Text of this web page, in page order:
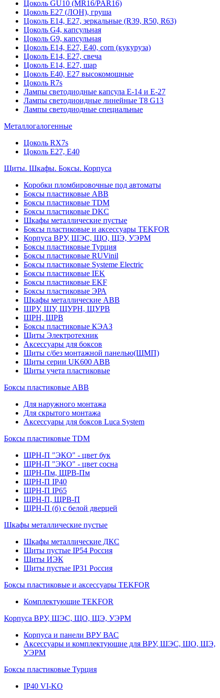
Цоколь GU10 (MR16/PAR16)
Цоколь Е27 (ЛОН), груша
Цоколь Е14, Е27, зеркальные (R39, R50, R63)
Цоколь G4, капсульная
Цоколь G9, капсульная
Цоколь Е14, Е27, Е40, corn (кукуруза)
Цоколь Е14, Е27, свеча
Цоколь Е14, Е27, шар
Цоколь Е40, Е27 высокомощные
Цоколь R7s
Лампы светодиодные капсула Е-14 и Е-27
Лампы светодиоидные линейные T8 G13
Лампы светодиодные специальные
Металлогалогенные
Цоколь RX7s
Цоколь Е27, E40
Щиты. Шкафы. Боксы. Корпуса
Коробки пломбировочные под автоматы
Боксы пластиковые ABB
Боксы пластиковые TDM
Боксы пластиковые DKC
Шкафы металлические пустые
Боксы пластиковые и аксессуары TEKFOR
Корпуса ВРУ, ШЭС, ЩО, ЩЭ, УЭРМ
Боксы пластиковые Турция
Боксы пластиковые RUVinil
Боксы пластиковые Systeme Electric
Боксы пластиковые IEK
Боксы пластиковые EKF
Боксы пластиковые ЭРА
Шкафы металлические ABB
ЩРУ, ЩУ, ЩУРН, ЩУРВ
ЩРН, ЩРВ
Боксы пластиковые КЭАЗ
Щиты Электротехник
Аксессуары для боксов
Щиты с/без монтажной панелью(ЩМП)
Щиты серии UK600 ABB
Щиты учета пластиковые
Боксы пластиковые ABB
Для наружного монтажа
Для скрытого монтажа
Аксессуары для боксов Luca System
Боксы пластиковые TDM
ЩРН-П "ЭКО" - цвет бук
ЩРН-П "ЭКО" - цвет сосна
ЩРН-Пм, ЩРВ-Пм
ЩРН-П IP40
ЩРН-П IP65
ЩРН-П, ЩРВ-П
ЩРН-П (б) с белой дверцей
Шкафы металлические пустые
Шкафы металлические ДКС
Щиты пустые IP54 Россия
Щиты ИЭК
Щиты пустые IP31 Россия
Боксы пластиковые и аксессуары TEKFOR
Комплектующие TEKFOR
Корпуса ВРУ, ШЭС, ЩО, ЩЭ, УЭРМ
Корпуса и панели ВРУ ВАС
Аксессуары и комплектующие для ВРУ, ШЭС, ЩО, ЩЭ,
УЭРМ
Боксы пластиковые Турция
IP40 VI-KO